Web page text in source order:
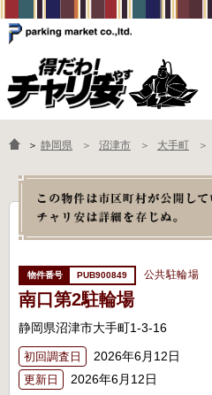
物件一覧
よくあるご質問
＞ 静岡県 沼津市 大手町
PUB900849 公共駐輪場
南口第2駐輪場
静岡県沼津市大手町1-3-16
初回調査日 2026年6月12日
更新日 2026年6月12日